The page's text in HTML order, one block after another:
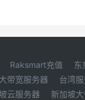
Raksmart充值 东
带宽服务器 台湾
云服务器 新加坡